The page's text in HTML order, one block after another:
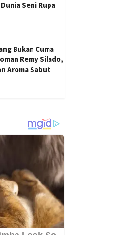
Seni Rupa
Bukan Cuma
Remy Silado,
Aroma Sabut